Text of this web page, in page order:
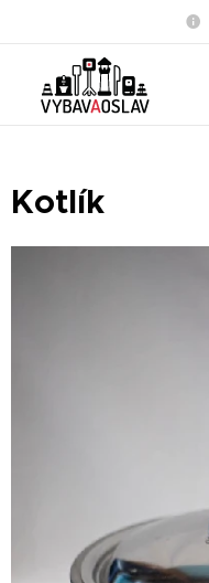
Kotlík